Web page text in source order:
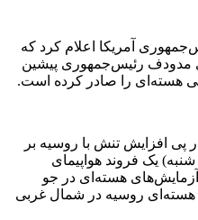
آمریکا اعلام کرد که
مدودف رئیس‌جمهوری پیشین
هسته‌ای را صادر کرده است.
پی افزایش تنش با روسیه بر
یک فروند هواپیمای
هسته‌ای در جو
هسته‌ای روسیه در شمال غربی